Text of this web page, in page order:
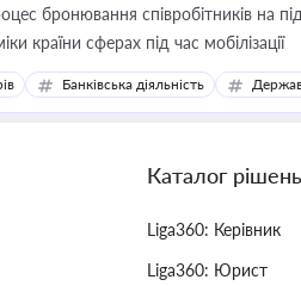
бронювання співробітників на
країни сферах під час мобілізації
Банківська діяльність
Каталог рішень
Liga360: Керівник
Liga360: Юрист